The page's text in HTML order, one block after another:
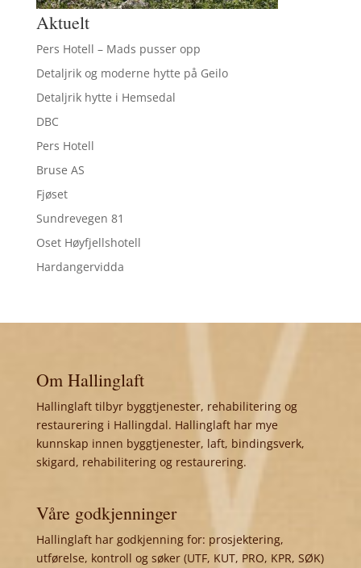
Aktuelt
Pers Hotell – Mads pusser opp
Detaljrik og moderne hytte på Geilo
Detaljrik hytte i Hemsedal
DBC
Pers Hotell
Bruse AS
Fjøset
Sundrevegen 81
Oset Høyfjellshotell
Hardangervidda
Om Hallinglaft
Hallinglaft tilbyr byggtjenester, rehabilitering og
restaurering i Hallingdal. Hallinglaft har mye
kunnskap innen byggtjenester, laft, bindingsverk,
skigard, rehabilitering og restaurering.
Våre godkjenninger
Hallinglaft har godkjenning for: prosjektering,
utførelse, kontroll og søker (UTF, KUT, PRO, KPR, SØK)